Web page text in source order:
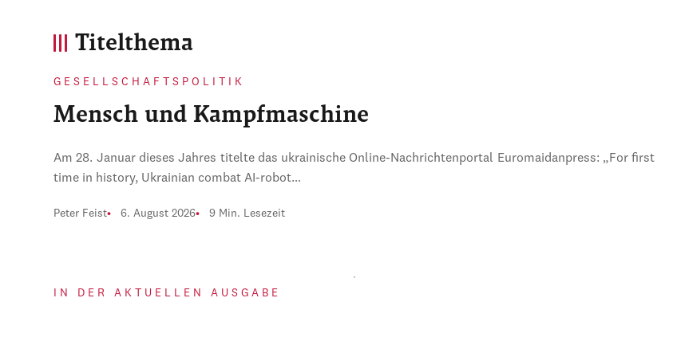
Titelthema
GESELLSCHAFTSPOLITIK
Mensch und Kampfmaschine
Am 28. Januar dieses Jahres titelte das ukrainische Online-Nachrichtenportal Euromaidanpress: „For first
time in history, Ukrainian combat AI-robot…
Peter Feist 6. August 2026 9 Min. Lesezeit
IN DER AKTUELLEN AUSGABE